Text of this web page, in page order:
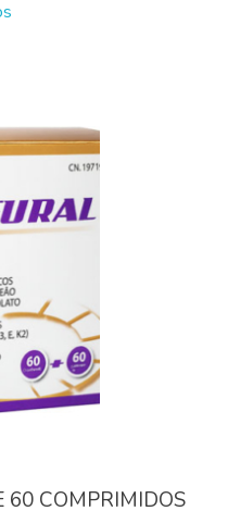
60 COMPRIMIDOS